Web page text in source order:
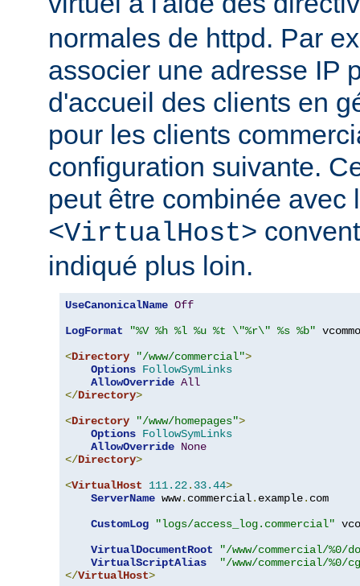
normales de httpd. Par
associer une adresse IP
d'accueil des clients en
pour les clients
configuration suivante.
peut être combinée avec
<VirtualHost>
indiqué plus loin.
UseCanonicalName Off
LogFormat
"%V %h %l %u %t \"%r\" %s %b"
<Directory "/www/commercial">
Options FollowSymLinks
AllowOverride All
</Directory>
<Directory "/www/homepages">
Options FollowSymLinks
AllowOverride None
</Directory>
<VirtualHost 111.22. 33.44>
ServerName www. commercial. example. com
CustomLog
"logs/access_log.commercial"
VirtualDocumentRoot
"/www/commercial/%0/
VirtualScriptAlias
"/www/commercial/%0/
</VirtualHost>